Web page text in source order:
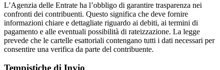
L’Agenzia delle Entrate ha l’obbligo di garantire trasparenza nei
confronti dei contribuenti. Questo significa che deve fornire
informazioni chiare e dettagliate riguardo ai debiti, ai termini di
pagamento e alle eventuali possibilità di rateizzazione. La legge
prevede che le cartelle esattoriali contengano tutti i dati necessari per
consentire una verifica da parte del contribuente.